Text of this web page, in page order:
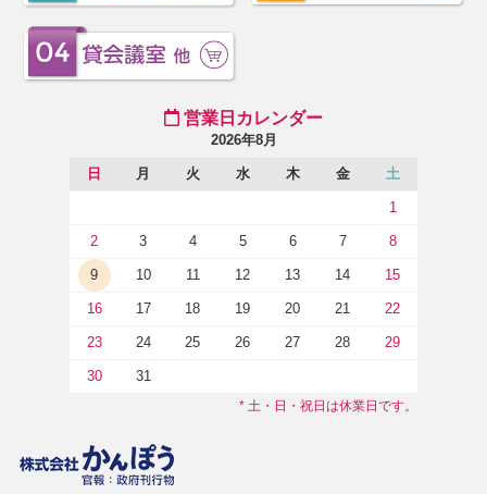
営業日カレンダー
2026年8月
日 月 火 水 木 金 土
1
2 3 4 5 6 7 8
9 10 11 12 13 14 15
16 17 18 19 20 21 22
23 24 25 26 27 28 29
30 31
* 土・日・祝日は休業日です。